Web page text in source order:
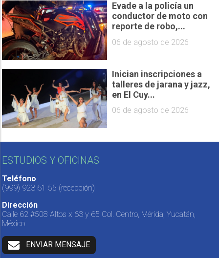
Evade a la policía un
conductor de moto con
reporte de robo,...
06 de agosto de 2026
Inician inscripciones a
talleres de jarana y jazz,
en El Cuy...
06 de agosto de 2026
ESTUDIOS Y OFICINAS
Teléfono
(999) 923 61 55 (recepción)
Dirección
Calle 62 #508 Altos x 63 y 65 Col. Centro, Mérida, Yucatán,
México.
ENVIAR MENSAJE